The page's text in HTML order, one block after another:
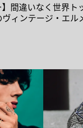
】間違いなく世界ト
ィンテージ・エル